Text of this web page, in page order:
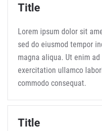
Title
Lorem ipsum dolor sit
sed do eiusmod tempor
magna aliqua. Ut enim
exercitation ullamco
commodo consequat.
Title